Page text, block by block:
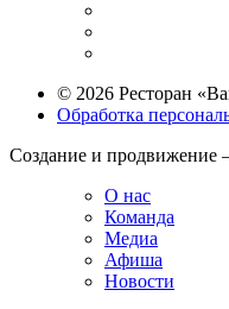
© 2026 Ресторан
Обработка
Создание и продвижение
О нас
Команда
Медиа
Афиша
Новости